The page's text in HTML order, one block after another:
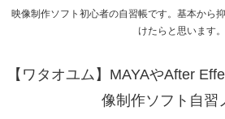
映像制作ソフト初心者の自習帳です。基本から
けたらと思います。
【ワタオユム】MAYAやAfter
像制作ソフト自習